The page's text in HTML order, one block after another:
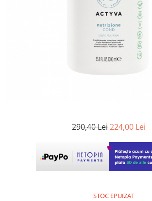
290,40 Lei224,00 Lei
STOC EPUIZAT